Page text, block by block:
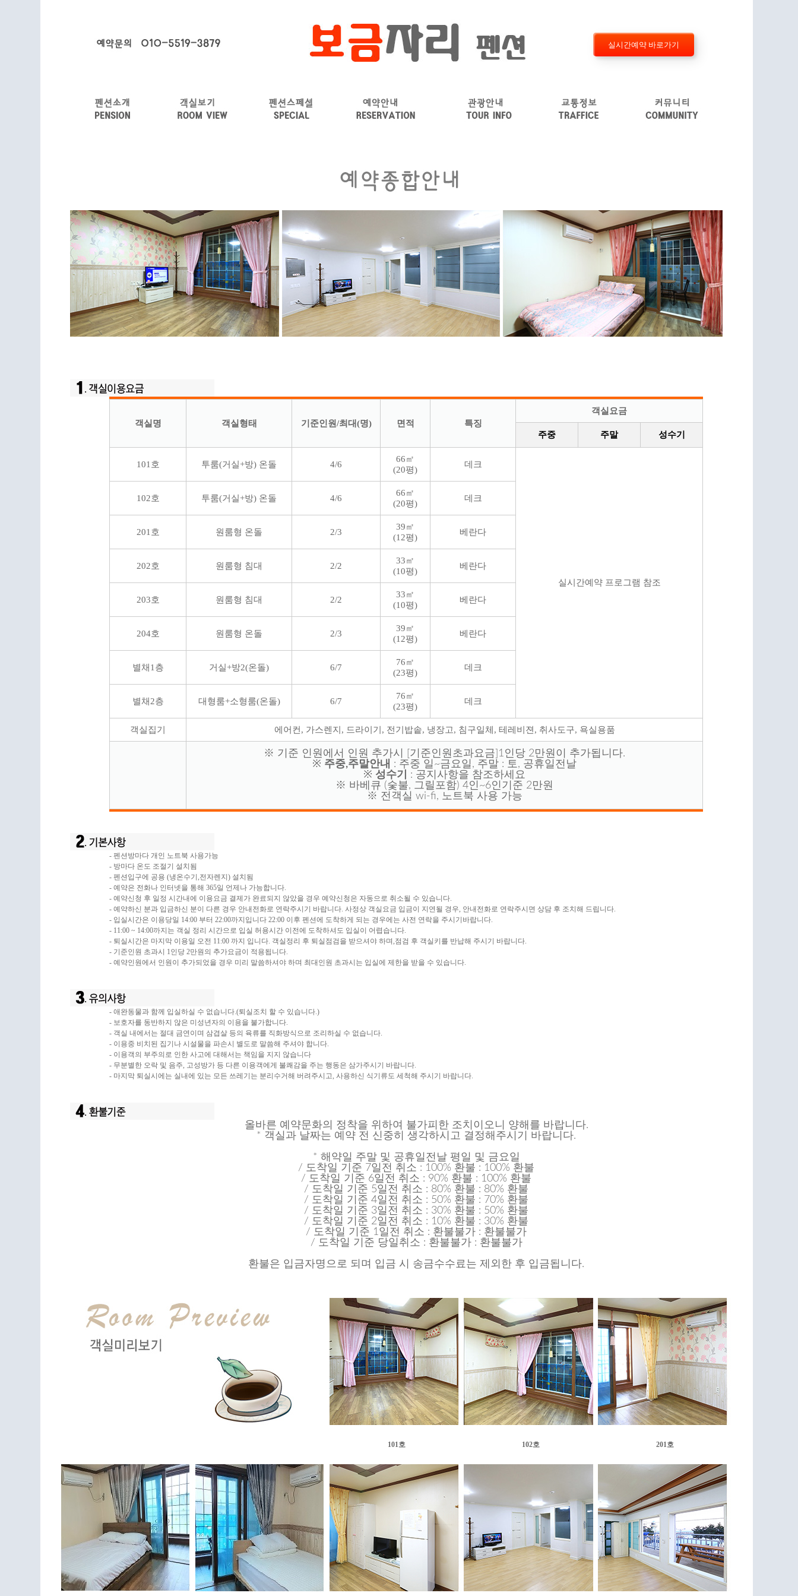
실시간예약 바로가기
객실명 객실형태 기준인원/최대(명) 면적 특징
객실요금
주중 주말 성수기
101호 투룸(거실+방) 온돌 4/6
66㎡
(20평)
데크
실시간예약 프로그램 참조
102호 투룸(거실+방) 온돌 4/6
66㎡
(20평)
데크
201호 원룸형 온돌 2/3
39㎡
(12평)
베란다
202호 원룸형 침대 2/2
33㎡
(10평)
베란다
203호 원룸형 침대 2/2
33㎡
(10평)
베란다
204호 원룸형 온돌 2/3
39㎡
(12평)
베란다
별채1층 거실+방2(온돌) 6/7
76㎡
(23평)
데크
별채2층 대형룸+소형룸(온돌) 6/7
76㎡
(23평)
데크
객실집기 에어컨, 가스렌지, 드라이기, 전기밥솥, 냉장고, 침구일체, 테레비젼, 취사도구, 욕실용품
※ 기준 인원에서 인원 추가시 [기준인원초과요금]1인당 2만원이 추가됩니다.
※ 주중,주말안내 : 주중 일~금요일, 주말 : 토, 공휴일전날
※ 성수기
: 공지사항을 참조하세요
※ 바베큐 (숯불, 그릴포함) 4인~6인기준 2만원
※ 전객실 wi-fi, 노트북 사용 가능
- 펜션방마다 개인 노트북 사용가능
- 방마다 온도 조절기 설치됨
- 펜션입구에 공용 (냉온수기,전자렌지) 설치됨
- 예약은 전화나 인터넷을 통해 365일 언제나 가능합니다.
- 예약신청 후 일정 시간내에 이용요금 결제가 완료되지 않았을 경우 예약신청은 자동으로 취소될 수 있습니다.
- 예약하신 분과 입금하신 분이 다른 경우 안내전화로 연락주시기 바랍니다. 사정상 객실요금 입금이 지연될 경우, 안내전화로 연락주시면 상담 후 조치해 드립니다.
- 입실시간은 이용당일 14:00 부터 22:00까지입니다 22:00 이후 펜션에 도착하게 되는 경우에는 사전 연락을 주시기바랍니다.
- 11:00 ~ 14:00까지는 객실 정리 시간으로 입실 허용시간 이전에 도착하셔도 입실이 어렵습니다.
- 퇴실시간은 마지막 이용일 오전 11:00 까지 입니다. 객실정리 후 퇴실점검을 받으셔야 하며,점검 후 객실키를 반납해 주시기 바랍니다.
- 기준인원 초과시 1인당 2만원의 추가요금이 적용됩니다.
- 예약인원에서 인원이 추가되었을 경우 미리 말씀하셔야 하며 최대인원 초과시는 입실에 제한을 받을 수 있습니다.
- 애완동물과 함께 입실하실 수 없습니다.(퇴실조치 할 수 있습니다.)
- 보호자를 동반하지 않은 미성년자의 이용을 불가합니다.
- 객실 내에서는 절대 금연이며 삼겹살 등의 육류를 직화방식으로 조리하실 수 없습니다.
- 이용중 비치된 집기나 시설물을 파손시 별도로 말씀해 주셔야 합니다.
- 이용객의 부주의로 인한 사고에 대해서는 책임을 지지 않습니다
- 무분별한 오락 및 음주, 고성방가 등 다른 이용객에게 불쾌감을 주는 행동은 삼가주시기 바랍니다.
- 마지막 퇴실시에는 실내에 있는 모든 쓰레기는 분리수거해 버려주시고, 사용하신 식기류도 세척해 주시기 바랍니다.
올바른 예약문화의 정착을 위하여 불가피한 조치이오니 양해를 바랍니다.
* 객실과 날짜는 예약 전 신중히 생각하시고 결정해주시기 바랍니다.
* 해약일 주말 및 공휴일전날 평일 및 금요일
/ 도착일 기준 7일전 취소 : 100% 환불 : 100% 환불
/ 도착일 기준 6일전 취소 : 90% 환불 : 100% 환불
/ 도착일 기준 5일전 취소 : 80% 환불 : 80% 환불
/ 도착일 기준 4일전 취소 : 50% 환불 : 70% 환불
/ 도착일 기준 3일전 취소 : 30% 환불 : 50% 환불
/ 도착일 기준 2일전 취소 : 10% 환불 : 30% 환불
/ 도착일 기준 1일전 취소 : 환불불가 : 환불불가
/ 도착일 기준 당일취소 : 환불불가 : 환불불가
환불은 입금자명으로 되며 입금 시 송금수수료는 제외한 후 입금됩니다.
101호 102호 201호